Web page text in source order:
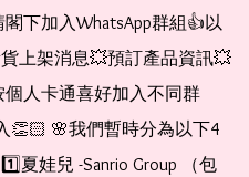
下加入WhatsApp群組👍以
上架消息💥預訂產品資訊💥
人卡通喜好加入不同群
👏🏻 🌸我們暫時分為以下4
夏娃兒 -Sanrio Group （包